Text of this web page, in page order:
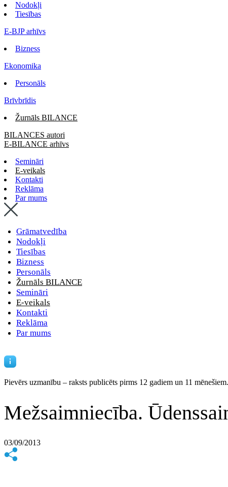
Nodokļi
Tiesības
E-BJP arhīvs
Bizness
Ekonomika
Personāls
Brīvbrīdis
Žurnāls BILANCE
BILANCES autori
E-BILANCE arhīvs
Semināri
E-veikals
Kontakti
Reklāma
Par mums
Grāmatvedība
Nodokļi
Tiesības
Bizness
Personāls
Žurnāls BILANCE
Semināri
E-veikals
Kontakti
Reklāma
Par mums
Pievērs uzmanību – raksts publicēts pirms 12 gadiem un 11 mēnešiem.
Mežsaimniecība.
03/09/2013